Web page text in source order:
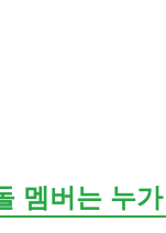
멤버는 누